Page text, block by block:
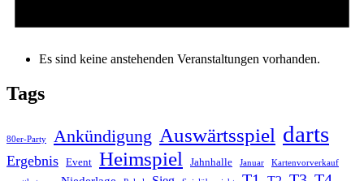
Es sind keine anstehenden Veranstaltungen vorhanden.
Tags
80er-Party Ankündigung Auswärtsspiel darts
Ergebnis Event Heimspiel Jahnhalle Januar Kartenvorverkauf